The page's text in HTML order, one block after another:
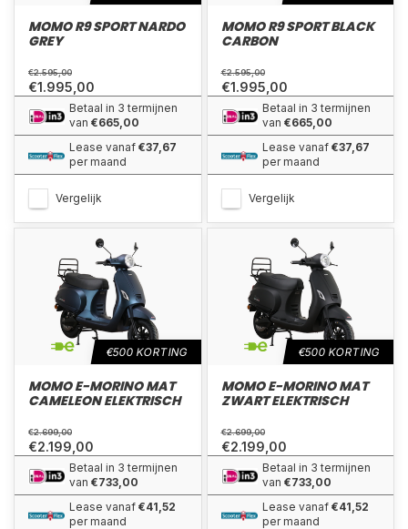
MOMO R9 SPORT NARDO
GREY
€2.595,00
€1.995,00
Betaal in 3 termijnen
van €665,00
Lease vanaf €37,67
per maand
Vergelijk
MOMO R9 SPORT BLACK
CARBON
€2.595,00
€1.995,00
Betaal in 3 termijnen
van €665,00
Lease vanaf €37,67
per maand
Vergelijk
€500 KORTING
MOMO E-MORINO MAT
CAMELEON ELEKTRISCH
€2.699,00
€2.199,00
Betaal in 3 termijnen
van €733,00
Lease vanaf €41,52
per maand
€500 KORTING
MOMO E-MORINO MAT
ZWART ELEKTRISCH
€2.699,00
€2.199,00
Betaal in 3 termijnen
van €733,00
Lease vanaf €41,52
per maand